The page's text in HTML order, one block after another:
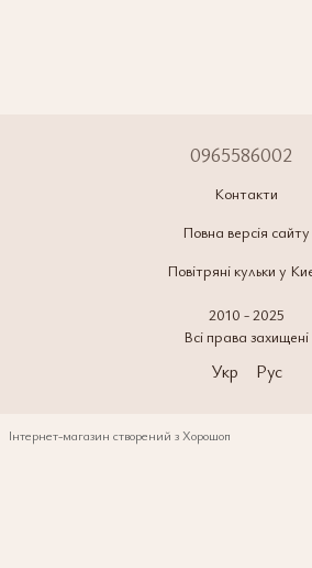
0965586002
Контакти
Повна версія сайту
Повітряні кульки у
2010 - 2025
Всі права захищені
Укр Рус
Інтернет-магазин створений з Хорошоп